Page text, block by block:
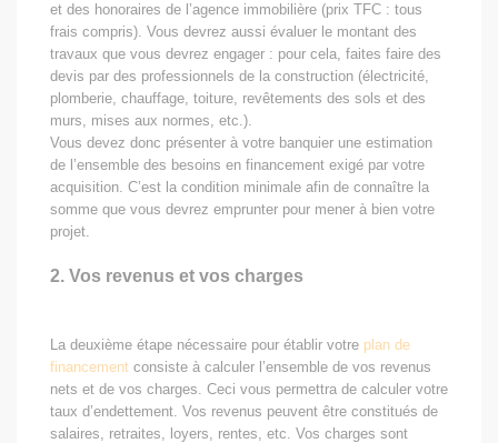
et des honoraires de l’agence immobilière (prix TFC : tous
frais compris). Vous devrez aussi évaluer le montant des
travaux que vous devrez engager : pour cela, faites faire des
devis par des professionnels de la construction (électricité,
plomberie, chauffage, toiture, revêtements des sols et des
murs, mises aux normes, etc.).
Vous devez donc présenter à votre banquier une estimation
de l’ensemble des besoins en financement exigé par votre
acquisition. C’est la condition minimale afin de connaître la
somme que vous devrez emprunter pour mener à bien votre
projet.
2. Vos revenus et vos charges
La deuxième étape nécessaire pour établir votre plan de
financement consiste à calculer l’ensemble de vos revenus
nets et de vos charges. Ceci vous permettra de calculer votre
taux d’endettement. Vos revenus peuvent être constitués de
salaires, retraites, loyers, rentes, etc. Vos charges sont